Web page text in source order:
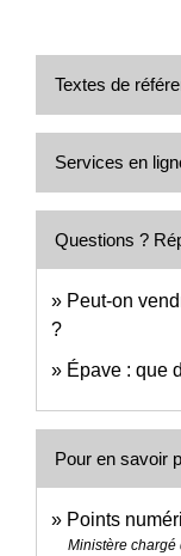
Textes de
Services en
Questions ?
Peut-on
?
Épave : que
Pour en savoir
Points
Ministère chargé